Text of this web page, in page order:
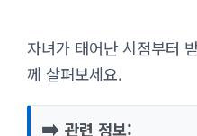
자녀가 태어난 시점부터
께 살펴보세요.
➡️ 관련 정보: